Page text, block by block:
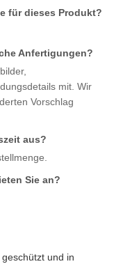
für dieses Produkt?
Anfertigungen?
mit. Wir
Vorschlag
aus?
Sie an?
und in